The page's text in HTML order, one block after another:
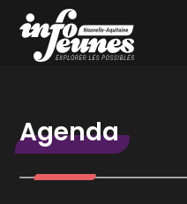
Agenda